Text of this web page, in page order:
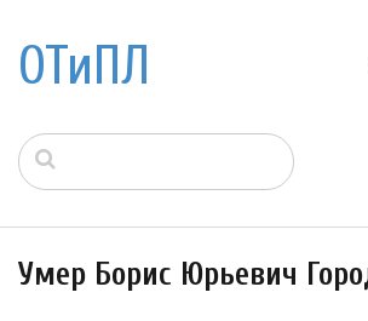
ОТиПЛ
Умер Борис Юрьевич